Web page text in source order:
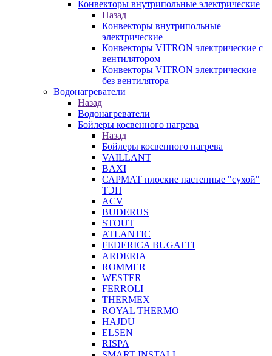
Конвекторы внутрипольные электрические
Назад
Конвекторы внутрипольные
электрические
Конвекторы VITRON электрические с
вентилятором
Конвекторы VITRON электрические
без вентилятора
Водонагреватели
Назад
Водонагреватели
Бойлеры косвенного нагрева
Назад
Бойлеры косвенного нагрева
VAILLANT
BAXI
САРМАТ плоские настенные "сухой"
ТЭН
ACV
BUDERUS
STOUT
ATLANTIC
FEDERICA BUGATTI
ARDERIA
ROMMER
WESTER
FERROLI
THERMEX
ROYAL THERMO
HAJDU
ELSEN
RISPA